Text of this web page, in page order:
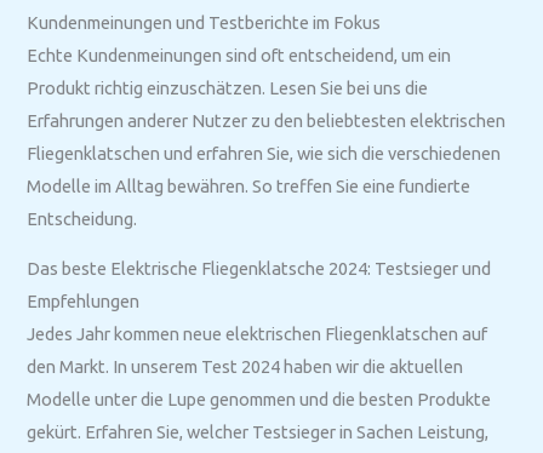
Kundenmeinungen und Testberichte im Fokus
Echte Kundenmeinungen sind oft entscheidend, um ein
Produkt richtig einzuschätzen. Lesen Sie bei uns die
Erfahrungen anderer Nutzer zu den beliebtesten elektrischen
Fliegenklatschen und erfahren Sie, wie sich die verschiedenen
Modelle im Alltag bewähren. So treffen Sie eine fundierte
Entscheidung.
Das beste Elektrische Fliegenklatsche 2024: Testsieger und
Empfehlungen
Jedes Jahr kommen neue elektrischen Fliegenklatschen auf
den Markt. In unserem Test 2024 haben wir die aktuellen
Modelle unter die Lupe genommen und die besten Produkte
gekürt. Erfahren Sie, welcher Testsieger in Sachen Leistung,